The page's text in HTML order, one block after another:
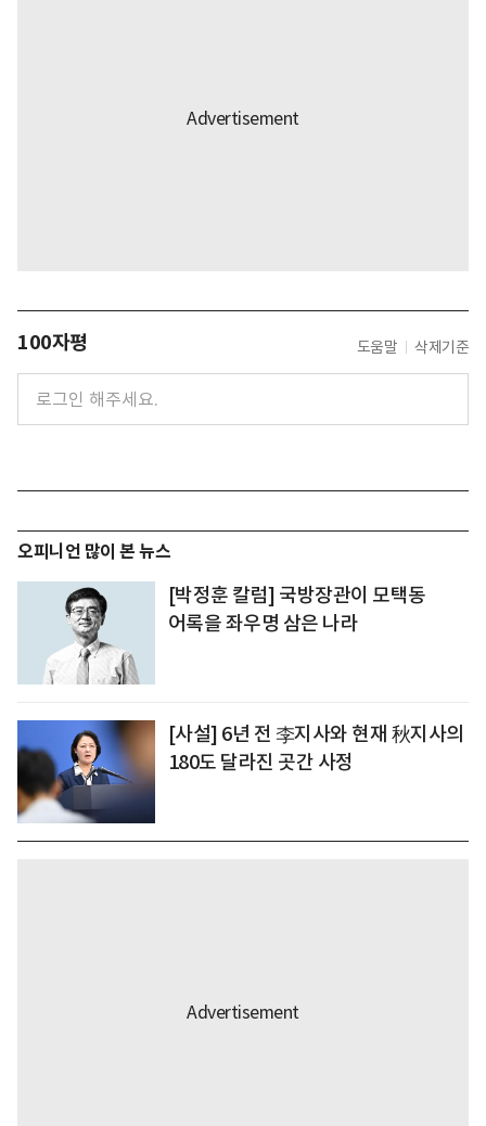
100자평 도움말 삭제기준
오피니언 많이 본 뉴스
[박정훈 칼럼] 국방장관이 모택동
어록을 좌우명 삼은 나라
[사설] 6년 전 李지사와 현재 秋지사의
180도 달라진 곳간 사정